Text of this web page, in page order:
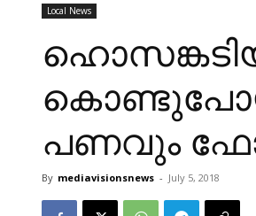
Local News
പണവും
By mediavisionsnews - July 5, 2018